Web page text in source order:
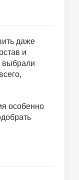
даже
и
выбрали
особенно